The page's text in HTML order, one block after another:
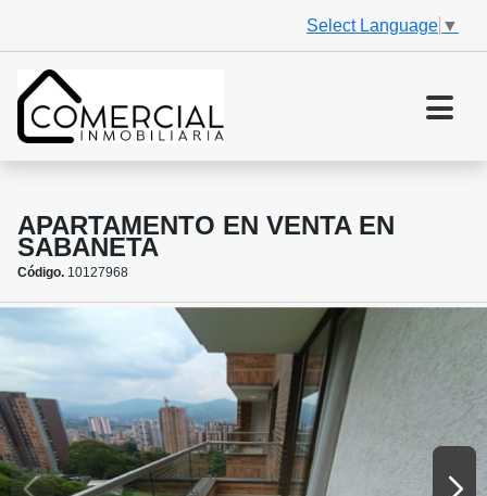
Select Language ▼
APARTAMENTO EN VENTA EN
SABANETA
Código. 10127968